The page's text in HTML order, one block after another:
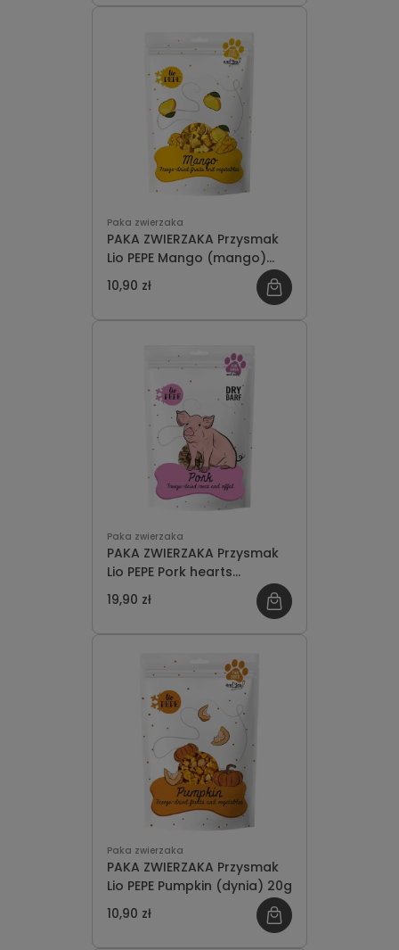
o
Paka zwierzaka
PAKA ZWIERZAKA Przysmak
Lio PEPE Mango (mango)
20g
10,90 zł
Paka zwierzaka
PAKA ZWIERZAKA Przysmak
Lio PEPE Pork hearts
(wieprzowe serca) 60g
19,90 zł
Paka zwierzaka
PAKA ZWIERZAKA Przysmak
Lio PEPE Pumpkin (dynia) 20g
10,90 zł